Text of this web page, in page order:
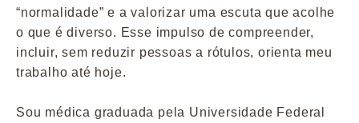
“normalidade” e a valorizar uma escuta que acolhe
o que é diverso. Esse impulso de compreender,
incluir, sem reduzir pessoas a rótulos, orienta meu
trabalho até hoje.
Sou médica graduada pela Universidade Federal